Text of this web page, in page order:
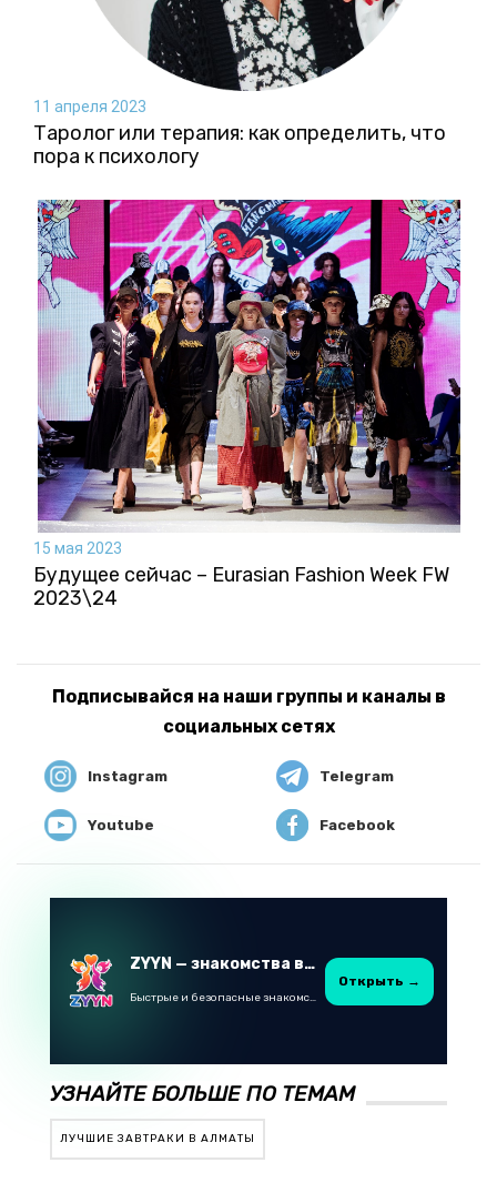
11 апреля 2023
Таролог или терапия: как определить, что
пора к психологу
15 мая 2023
Будущее сейчас – Eurasian Fashion Week FW
2023\24
Подписывайся на наши группы и каналы в
социальных сетях
Instagram Telegram
Youtube Facebook
ZYYN — знакомства в Казахстане
Быстрые и безопасные знакомства в Telegram
Открыть →
УЗНАЙТЕ БОЛЬШЕ ПО ТЕМАМ
ЛУЧШИЕ ЗАВТРАКИ В АЛМАТЫ